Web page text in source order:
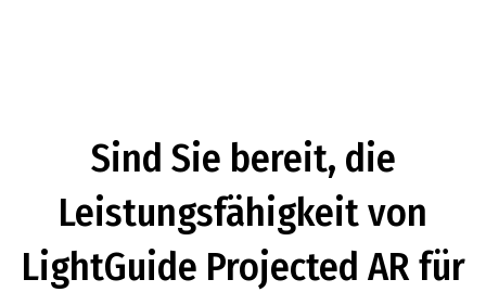
Sind Sie bereit, die
Leistungsfähigkeit von
LightGuide Projected AR für